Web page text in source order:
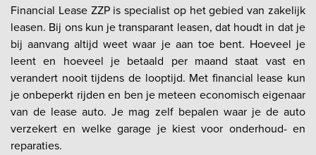
Financial Lease ZZP is specialist op het gebied van zakelijk
leasen. Bij ons kun je transparant leasen, dat houdt in dat je
bij aanvang altijd weet waar je aan toe bent. Hoeveel je
leent en hoeveel je betaald per maand staat vast en
verandert nooit tijdens de looptijd. Met financial lease kun
je onbeperkt rijden en ben je meteen economisch eigenaar
van de lease auto. Je mag zelf bepalen waar je de auto
verzekert en welke garage je kiest voor onderhoud- en
reparaties.